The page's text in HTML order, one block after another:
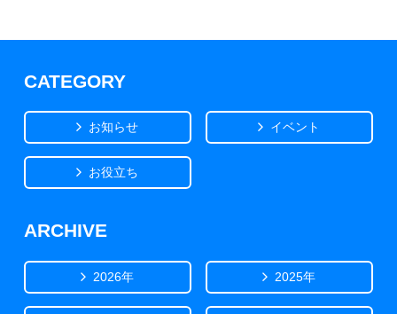
CATEGORY
お知らせ イベント
お役立ち
ARCHIVE
2026年 2025年